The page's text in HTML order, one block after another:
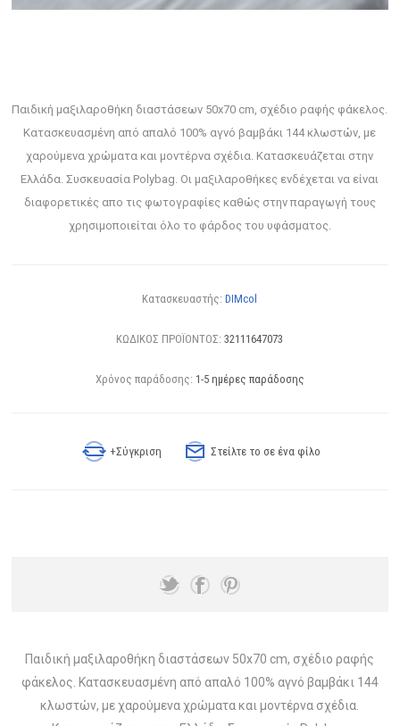
Παιδική μαξιλαροθήκη διαστάσεων 50x70 cm, σχέδιο ραφής φάκελος.
Κατασκευασμένη από απαλό 100% αγνό βαμβάκι 144 κλωστών, με
χαρούμενα χρώματα και μοντέρνα σχέδια. Κατασκευάζεται στην
Ελλάδα. Συσκευασία Polybag. Οι μαξιλαροθήκες ενδέχεται να είναι
διαφορετικές απο τις φωτογραφίες καθώς στην παραγωγή τους
χρησιμοποιείται όλο το φάρδος του υφάσματος.
Κατασκευαστής: DIMcol
ΚΩΔΙΚΟΣ ΠΡΟΪΟΝΤΟΣ: 32111647073
Χρόνος παράδοσης: 1-5 ημέρες παράδοσης
+Σύγκριση Στείλτε το σε ένα φίλο
Παιδική μαξιλαροθήκη διαστάσεων 50x70 cm, σχέδιο ραφής
φάκελος. Κατασκευασμένη από απαλό 100% αγνό βαμβάκι 144
κλωστών, με χαρούμενα χρώματα και μοντέρνα σχέδια.